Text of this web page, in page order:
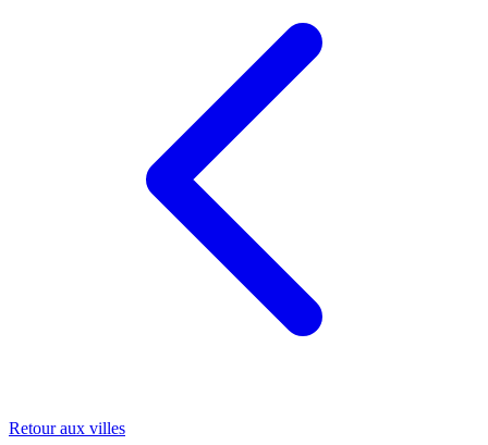
Retour aux villes